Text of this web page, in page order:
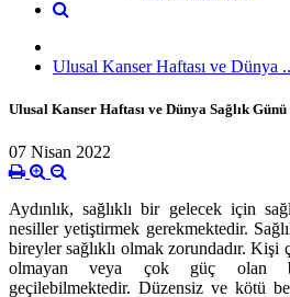
Ulusal Kanser Haftası ve Dünya
Ulusal Kanser Haftası ve Dünya Sağlık Günü
07 Nisan 2022
Aydınlık, sağlıklı bir gelecek için
nesiller yetiştirmek gerekmektedir.
bireyler sağlıklı olmak zorundadır.
olmayan veya çok güç olan
geçilebilmektedir. Düzensiz ve kötü